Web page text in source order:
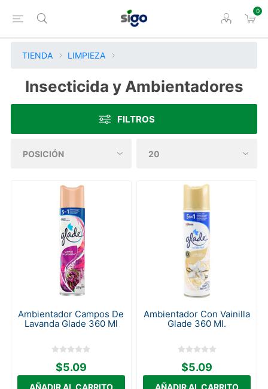
0
TIENDA LIMPIEZA
Insecticida y Ambientadores
FILTROS
Ambientador Campos De
Lavanda Glade 360 Ml
$5.09
Ambientador Con Vainilla
Glade 360 Ml.
$5.09